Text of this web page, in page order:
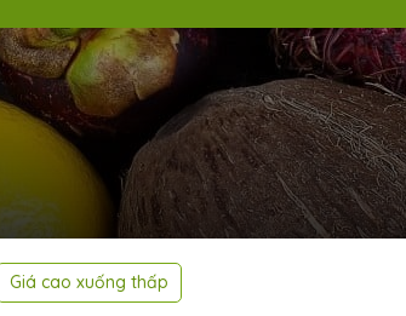
Giá cao xuống thấp